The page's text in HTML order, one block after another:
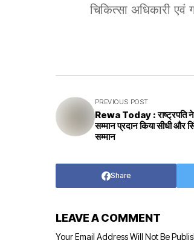
चिकित्सा अधिकारी एवं
PREVIOUS POST
Rewa Today : राष्ट्रपति
सम्मान प्रदान किया सीधी और
सम्मान
Share
LEAVE A COMMENT
Your Email Address Will Not Be